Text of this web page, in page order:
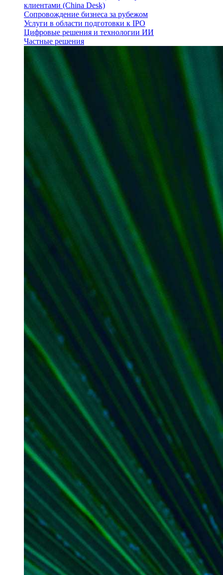
клиентами (China Desk)
Сопровождение бизнеса за рубежом
Услуги в области подготовки к IPO
Цифровые решения и технологии ИИ
Частные решения